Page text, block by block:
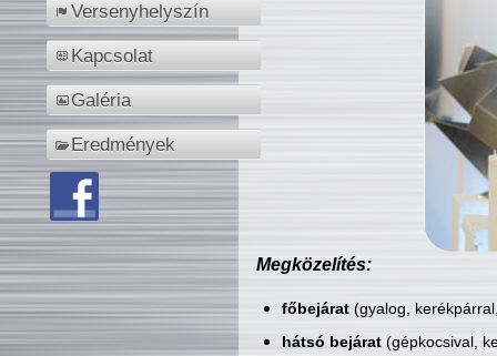
Versenyhelyszín
Kapcsolat
Galéria
Eredmények
Megközelítés:
főbejárat(gyalog,
hátsó bejárat(gépkocsival,